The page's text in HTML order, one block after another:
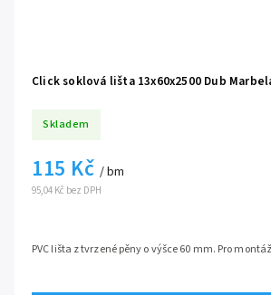
Click soklová lišta 13x60x2500 Dub
Skladem
95,04 Kč bez DPH
115 Kč / bm
PVC lišta z tvrzené pěny o výšce 60 mm. Pro